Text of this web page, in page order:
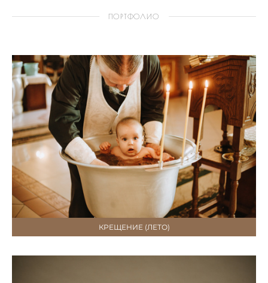
ПОРТФОЛИО
КРЕЩЕНИЕ (ЛЕТО)